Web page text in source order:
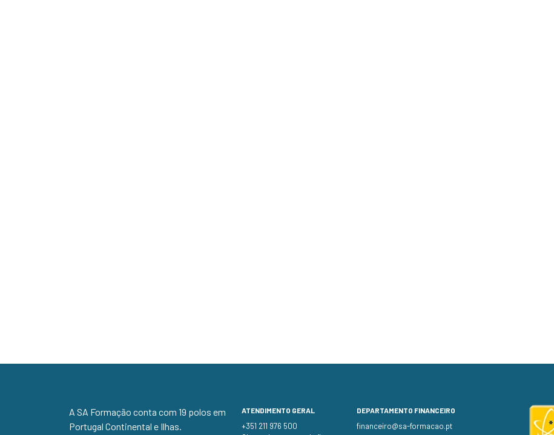
A SA Formação conta com 19 polos em
Portugal Continental e Ilhas.
ATENDIMENTO GERAL
+351 211 976 500
DEPARTAMENTO FINANCEIRO
financeiro@sa-formacao.pt